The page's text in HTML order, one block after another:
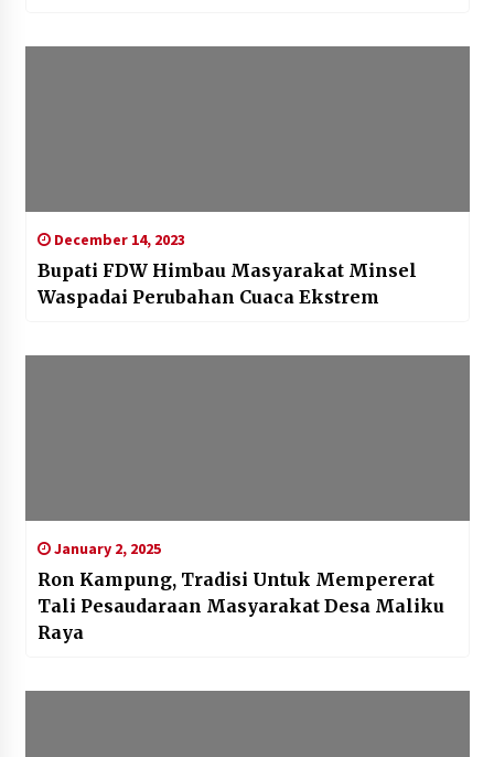
December 14, 2023
Bupati FDW Himbau Masyarakat Minsel
Waspadai Perubahan Cuaca Ekstrem
January 2, 2025
Ron Kampung, Tradisi Untuk Mempererat
Tali Pesaudaraan Masyarakat Desa Maliku
Raya